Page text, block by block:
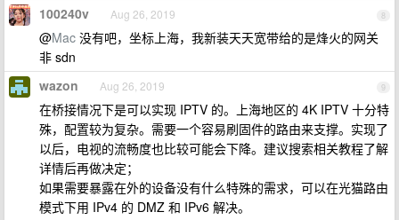
8
100240v Aug 26, 2019
@Mac 没有吧，坐标上海，我新装天天宽带给的是烽火的网关
非 sdn
9
wazon Aug 26, 2019
在桥接情况下是可以实现 IPTV 的。上海地区的 4K IPTV 十分特
殊，配置较为复杂。需要一个容易刷固件的路由来支撑。实现了
以后，电视的流畅度也比较可能会下降。建议搜索相关教程了解
详情后再做决定；
如果需要暴露在外的设备没有什么特殊的需求，可以在光猫路由
模式下用 IPv4 的 DMZ 和 IPv6 解决。